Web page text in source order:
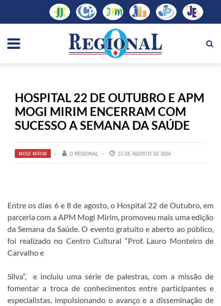
HOSPITAL 22 DE OUTUBRO E APM
MOGI MIRIM ENCERRAM COM
SUCESSO A SEMANA DA SAÚDE
MOGI MIRIM O REGIONAL 13 DE AGOSTO DE 2024
Entre os dias 6 e 8 de agosto, o Hospital 22 de Outubro, em
parceria com a APM Mogi Mirim, promoveu mais uma edição
da Semana da Saúde. O evento gratuito e aberto ao público,
foi realizado no Centro Cultural “Prof. Lauro Monteiro de
Carvalho e
Silva”, e incluiu uma série de palestras, com a missão de
fomentar a troca de conhecimentos entre participantes e
especialistas, impulsionando o avanço e a disseminação de